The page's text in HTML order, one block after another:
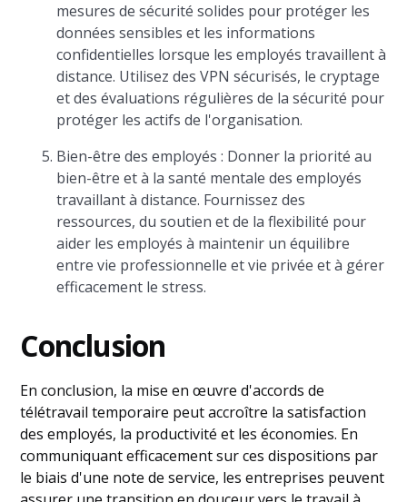
mesures de sécurité solides pour protéger les
données sensibles et les informations
confidentielles lorsque les employés travaillent à
distance. Utilisez des VPN sécurisés, le cryptage
et des évaluations régulières de la sécurité pour
protéger les actifs de l'organisation.
Bien-être des employés : Donner la priorité au
bien-être et à la santé mentale des employés
travaillant à distance. Fournissez des
ressources, du soutien et de la flexibilité pour
aider les employés à maintenir un équilibre
entre vie professionnelle et vie privée et à gérer
efficacement le stress.
Conclusion
En conclusion, la mise en œuvre d'accords de
télétravail temporaire peut accroître la satisfaction
des employés, la productivité et les économies. En
communiquant efficacement sur ces dispositions par
le biais d'une note de service, les entreprises peuvent